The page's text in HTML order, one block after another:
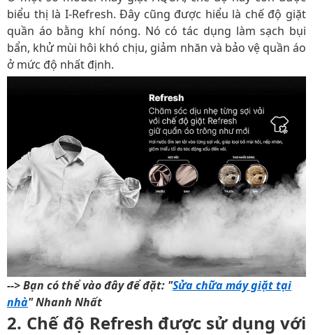
biểu thị là I-Refresh. Đây cũng được hiểu là chế độ giặt
quần áo bằng khí nóng. Nó có tác dụng làm sạch bụi
bẩn, khử mùi hôi khó chịu, giảm nhăn và bảo vệ quần áo
ở mức độ nhất định.
--> Bạn có thể vào đây để đặt: "Sửa chữa máy giặt tại
nhà" Nhanh Nhất
2. Chế độ Refresh được sử dụng với